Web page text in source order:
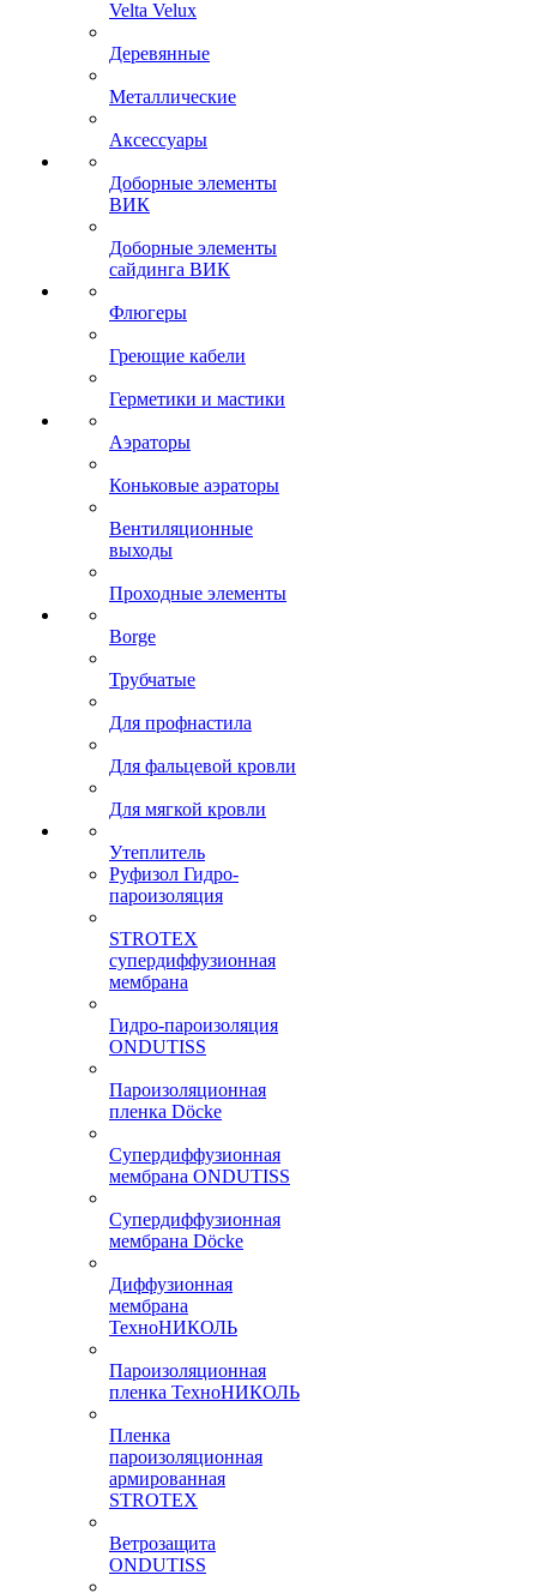
Velta Velux
Деревянные
Металлические
Аксессуары
Доборные элементы
ВИК
Доборные элементы
сайдинга ВИК
Флюгеры
Греющие кабели
Герметики и мастики
Аэраторы
Коньковые аэраторы
Вентиляционные
выходы
Проходные элементы
Borge
Трубчатые
Для профнастила
Для фальцевой кровли
Для мягкой кровли
Утеплитель
Руфизол Гидро-
пароизоляция
STROTEX
супердиффузионная
мембрана
Гидро-пароизоляция
ONDUTISS
Пароизоляционная
пленка Döcke
Супердиффузионная
мембрана ONDUTISS
Супердиффузионная
мембрана Döcke
Диффузионная
мембрана
ТехноНИКОЛЬ
Пароизоляционная
пленка ТехноНИКОЛЬ
Пленка
пароизоляционная
армированная
STROTEX
Ветрозащита
ONDUTISS